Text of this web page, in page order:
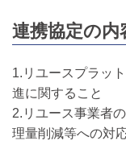
連携協定の内
1.リユースプラッ
進に関すること
2.リユース事業者
理量削減等への対